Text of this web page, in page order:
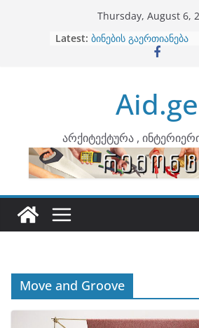
Thursday, August 6,
Latest:
არტემიდი
ბინების გაერთიანება
კონტრასტები
ინტერიერის დიზიანი
Aid.ge
არქიტექტურა ,
Move and Groove